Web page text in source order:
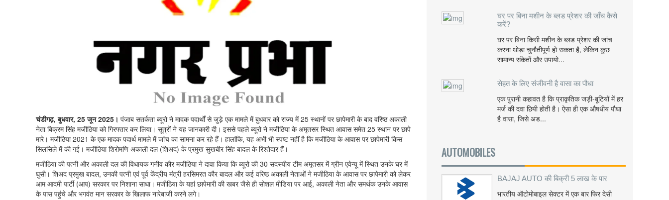
चंडीगढ़, बुधवार, 25 जून 2025। पंजाब सतर्कता ब्यूरो ने मादक पदार्थों से जुड़े एक मामले में बुधवार को राज्य में 25 स्थानों पर छापेमारी के बाद वरिष्ठ अकाली
नेता बिक्रम सिंह मजीठिया को गिरफ्तार कर लिया। सूत्रों ने यह जानकारी दी। इससे पहले ब्यूरो ने मजीठिया के अमृतसर स्थित आवास समेत 25 स्थान पर छापे
मारे। मजीठिया 2021 के एक मादक पदार्थ मामले में जांच का सामना कर रहे हैं। हालांकि, यह अभी भी स्पष्ट नहीं है कि मजीठिया के आवास पर छापेमारी किस
सिलसिले में की गई। मजीठिया शिरोमणि अकाली दल (शिअद) के प्रमुख सुखबीर सिंह बादल के रिश्तेदार हैं।
मजीठिया की पत्नी और अकाली दल की विधायक गनीव कौर मजीठिया ने दावा किया कि ब्यूरो की 30 सदस्यीय टीम अमृतसर में ग्रीन एवेन्यू में स्थित उनके घर में
घुसी। शिअद प्रमुख बादल, उनकी पत्नी एवं पूर्व केंद्रीय मंत्री हरसिमरत कौर बादल और कई वरिष्ठ अकाली नेताओं ने मजीठिया के आवास पर छापेमारी को लेकर
आम आदमी पार्टी (आप) सरकार पर निशाना साधा। मजीठिया के यहां छापेमारी की खबर जैसे ही सोशल मीडिया पर आई, अकाली नेता और समर्थक उनके आवास
के पास पहुंचे और भगवंत मान सरकार के खिलाफ नारेबाजी करने लगे।
घर पर बिना मशीन के ब्लड प्रेशर की जाँच कैसे
करें?
घर पर बिना किसी मशीन के ब्लड प्रेशर की जांच
करना थोड़ा चुनौतीपूर्ण हो सकता है, लेकिन कुछ
सामान्य संकेतों और उपायो...
सेहत के लिए संजीवनी है वासा का पौधा
एक पुरानी कहावत है कि प्राकृतिक जड़ी-बूटियों में हर
मर्ज की दवा छिपी होती है। ऐसा ही एक औषधीय पौधा
है वासा, जिसे अड...
AUTOMOBILES
BAJAJ AUTO की बिक्री 5 लाख के पार
भारतीय ऑटोमोबाइल सेक्टर में एक बार फिर देसी